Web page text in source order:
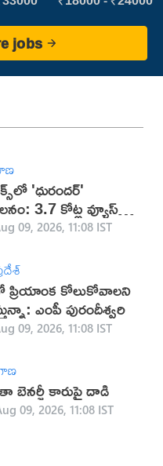
jobs
'ధురందర్'
3.7 కోట్ల వ్యూస్‌తో
09, 2026, 11:08 IST
ప్రియాంక కోలుకోవాలని
ఎంపీ పురందీశ్వరి
09, 2026, 11:08 IST
బెనర్జీ కారుపై దాడి
09, 2026, 11:08 IST